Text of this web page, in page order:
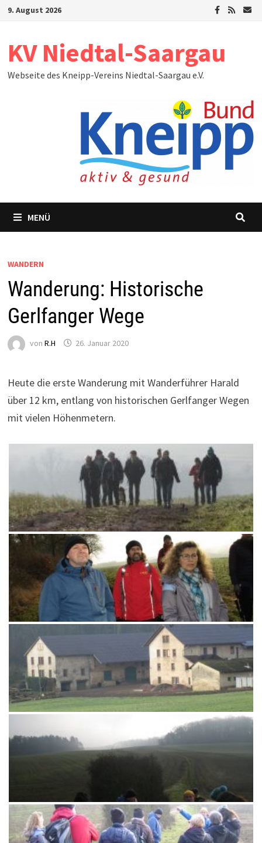
Zum9. August 2026
KV Niedtal-Saargau
Webseite des Kneipp-Vereins Niedtal-Saargau e.V.
MENÜ
WANDERN
Wanderung: Historische
Gerlfanger Wege
von R.H 26. Januar 2020
Heute die erste Wanderung mit Wanderführer Harald
über 12 km, entlang von historischen Gerlfanger Wegen
mit vielen Höhenmetern.